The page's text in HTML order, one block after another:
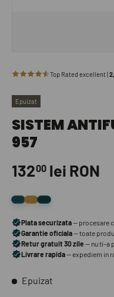
Epuizat
SISTEM
957
13200 lei RON
Epuizat